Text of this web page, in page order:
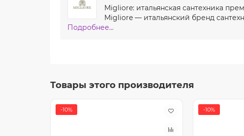
Migliore: итальянская сантехника
Migliore — итальянский бренд
Подробнее...
Товары этого производителя
-10% -10%